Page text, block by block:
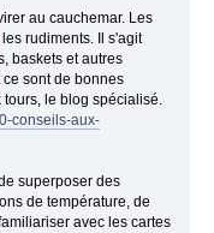
au cauchemar. Les
rudiments. Il s'agit
baskets et autres
ce sont de bonnes
le blog spécialisé.
conseils-aux-
superposer des
de température, de
avec les cartes